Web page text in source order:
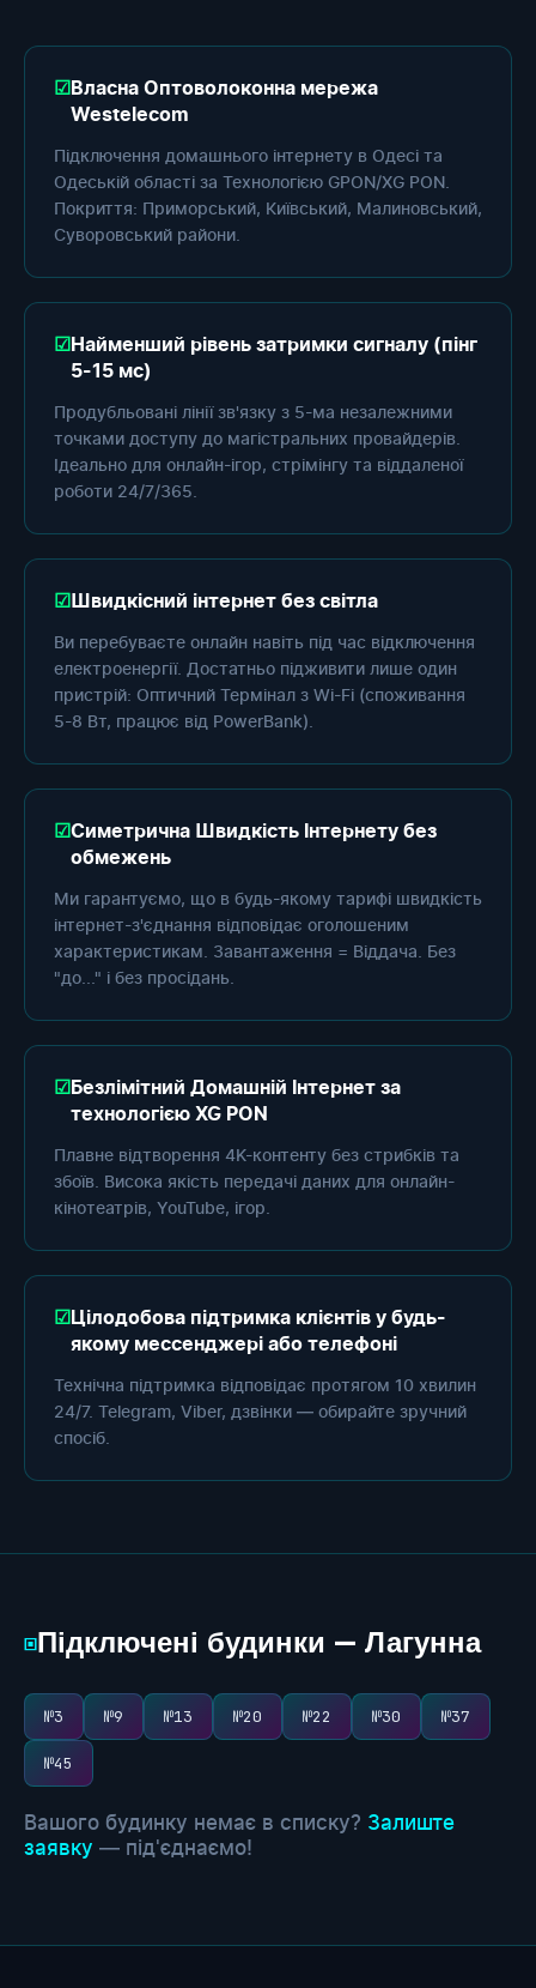
Власна Оптоволоконна мережа
Westelecom
Підключення домашнього інтернету в Одесі та
Одеській області за Технологією GPON/XG PON.
Покриття: Приморський, Київський, Малиновський,
Суворовський райони.
Найменший рівень затримки сигналу (пінг
5-15 мс)
Продубльовані лінії зв'язку з 5-ма незалежними
точками доступу до магістральних провайдерів.
Ідеально для онлайн-ігор, стрімінгу та віддаленої
роботи 24/7/365.
Швидкісний інтернет без світла
Ви перебуваєте онлайн навіть під час відключення
електроенергії. Достатньо підживити лише один
пристрій: Оптичний Термінал з Wi-Fi (споживання
5-8 Вт, працює від PowerBank).
Симетрична Швидкість Інтернету без
обмежень
Ми гарантуємо, що в будь-якому тарифі швидкість
інтернет-з'єднання відповідає оголошеним
характеристикам. Завантаження = Віддача. Без
"до..." і без просідань.
Безлімітний Домашній Інтернет за
технологією XG PON
Плавне відтворення 4K-контенту без стрибків та
збоїв. Висока якість передачі даних для онлайн-
кінотеатрів, YouTube, ігор.
Цілодобова підтримка клієнтів у будь-
якому мессенджері або телефоні
Технічна підтримка відповідає протягом 10 хвилин
24/7. Telegram, Viber, дзвінки — обирайте зручний
спосіб.
▣Підключені будинки — Лагунна
№3 №9 №13 №20 №22 №30 №37
№45
Вашого будинку немає в списку? Залиште
заявку — під'єднаємо!